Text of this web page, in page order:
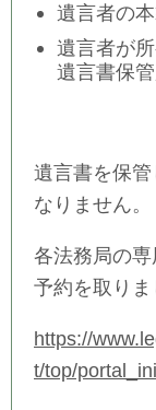
遺言者の
遺言者が
遺言書保
遺言書を保
なりません。
各法務局の
予約を取りま
https://
t/top/